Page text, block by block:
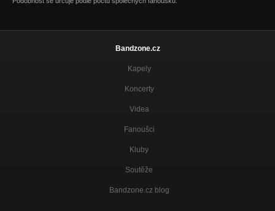
Bandzone.cz
Kapely
Koncerty
Videa
Fanoušci
Kluby
Soutěže
Bandzone.cz blog